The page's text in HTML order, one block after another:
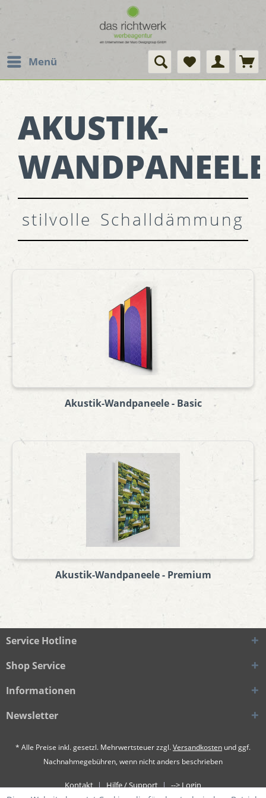
Menü
AKUSTIK-
WANDPANEELE
stilvolle Schalldämmung
Akustik-Wandpaneele - Basic
Akustik-Wandpaneele - Premium
Service Hotline
Shop Service
Informationen
Newsletter
* Alle Preise inkl. gesetzl. Mehrwertsteuer zzgl.Versandkosten und ggf.
Nachnahmegebühren, wenn nicht anders beschrieben
Kontakt Hilfe / Support --> Login